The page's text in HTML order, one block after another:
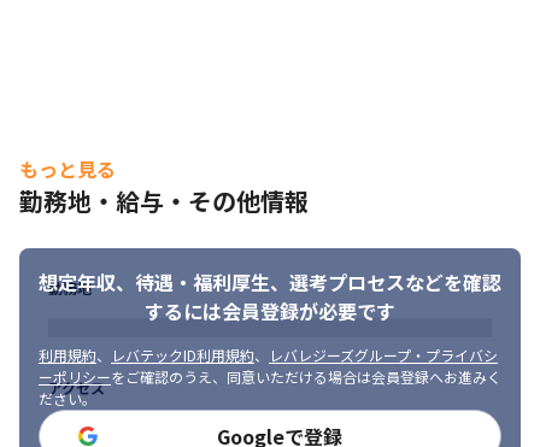
・自社製品開発のため、自分のアイデアや提案が反映できます。
・新しい開発が発生する際は、新しい言語や開発環境にチャレン
ジいただける環境です。
ます。
・上流工程から下流工程まで幅広く関わることが可能です。
・キャリアアップ事例：新卒入社した6年目のエンジニアが現在リ
■業務内容の変更範囲
＜雇入時＞
システム開発関連業務
もっと見る
勤務地・給与・その他情報
想定年収、待遇・福利厚生、 選考プロセスなどを確認
するには会員登録が必要です
利用規約、 レバテックID利用規約、
レバレジーズグループ・プライバシ
ーポリシーをご確認のうえ、同意いただける場合は会員登録へお進みく
ださい。
Googleで登録
勤務地
アクセス